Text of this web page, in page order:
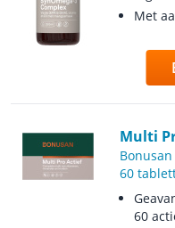
Met
Multi
Bonusan
60
60